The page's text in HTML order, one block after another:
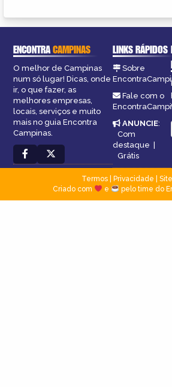
ENCONTRACAMPINAS
O melhor de Campinas
num só lugar! Dicas, onde
ir, o que fazer, as
melhores empresas,
locais, serviços e muito
mais no guia Encontra
Campinas.
LINKS RÁPIDOS
Sobre
Fale com o
ANUNCIE:
Com
destaque |
Grátis
Termos| Privacidade
Criado com
e pelo time do